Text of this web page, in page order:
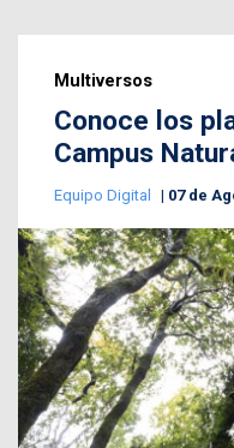
Multiversos
Conoce los
Campus
Equipo Digital 07 de